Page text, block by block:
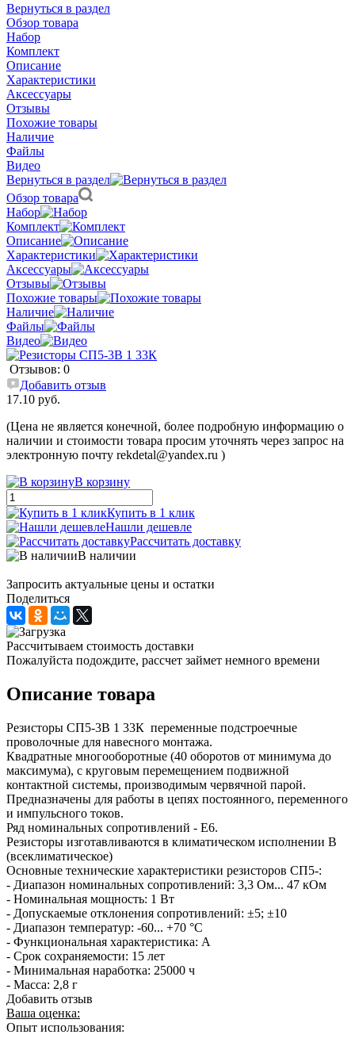
Вернуться в раздел
Обзор товара
Набор
Комплект
Описание
Характеристики
Аксессуары
Отзывы
Похожие товары
Наличие
Файлы
Видео
Вернуться в раздел
Обзор товара
Набор
Комплект
Описание
Характеристики
Аксессуары
Отзывы
Похожие товары
Наличие
Файлы
Видео
Отзывов: 0
Добавить отзыв
17.10 руб.
(Цена не является конечной, более подробную информацию о
наличии и стоимости товара просим уточнять через запрос на
электронную почту rekdetal@yandex.ru )
В корзину
Купить в 1 клик
Нашли дешевле
Рассчитать доставку
В наличии
Запросить актуальные цены и остатки
Поделиться
Рассчитываем стоимость доставки
Пожалуйста подождите, рассчет займет немного времени
Описание товара
Резисторы СП5-3В 1 33К переменные подстроечные
проволочные для навесного монтажа.
Квадратные многооборотные (40 оборотов от минимума до
максимума), с круговым перемещением подвижной
контактной системы, производимым червячной парой.
Предназначены для работы в цепях постоянного, переменного
и импульсного токов.
Ряд номинальных сопротивлений - Е6.
Резисторы изготавливаются в климатическом исполнении В
(всеклиматическое)
Основные технические характеристики резисторов СП5-:
- Диапазон номинальных сопротивлений: 3,3 Ом... 47 кОм
- Номинальная мощность: 1 Вт
- Допускаемые отклонения сопротивлений: ±5; ±10
- Диапазон температур: -60... +70 °С
- Функциональная характеристика: А
- Срок сохраняемости: 15 лет
- Минимальная наработка: 25000 ч
- Масса: 2,8 г
Добавить отзыв
Ваша оценка:
Опыт использования: